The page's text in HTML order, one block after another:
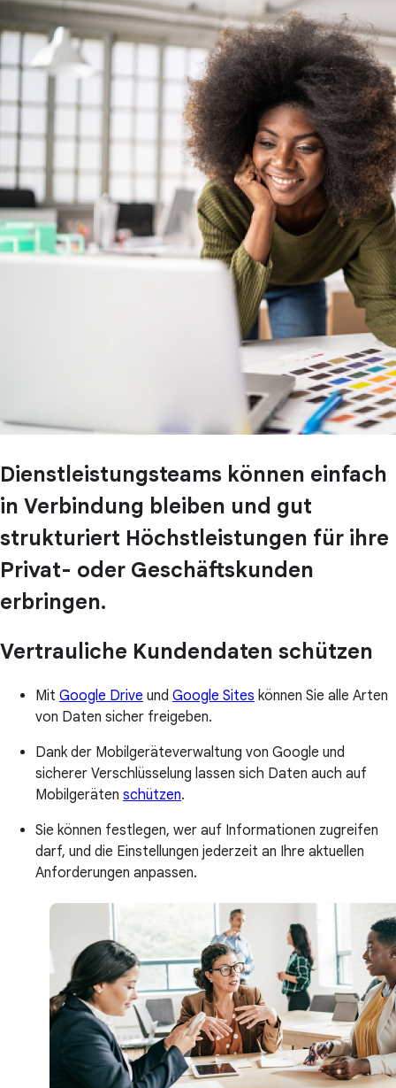
Dienstleistungsteams können einfach
in Verbindung bleiben und gut
strukturiert Höchstleistungen für ihre
Privat- oder Geschäftskunden
erbringen.
Vertrauliche Kundendaten schützen
Mit Google Drive und Google Sites können Sie alle Arten
von Daten sicher freigeben.
Dank der Mobilgeräteverwaltung von Google und
sicherer Verschlüsselung lassen sich Daten auch auf
Mobilgeräten schützen.
Sie können festlegen, wer auf Informationen zugreifen
darf, und die Einstellungen jederzeit an Ihre aktuellen
Anforderungen anpassen.